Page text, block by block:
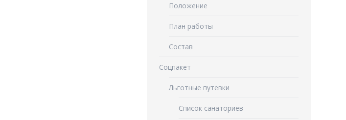
Положение
План работы
Состав
Соцпакет
Льготные путевки
Список санаториев